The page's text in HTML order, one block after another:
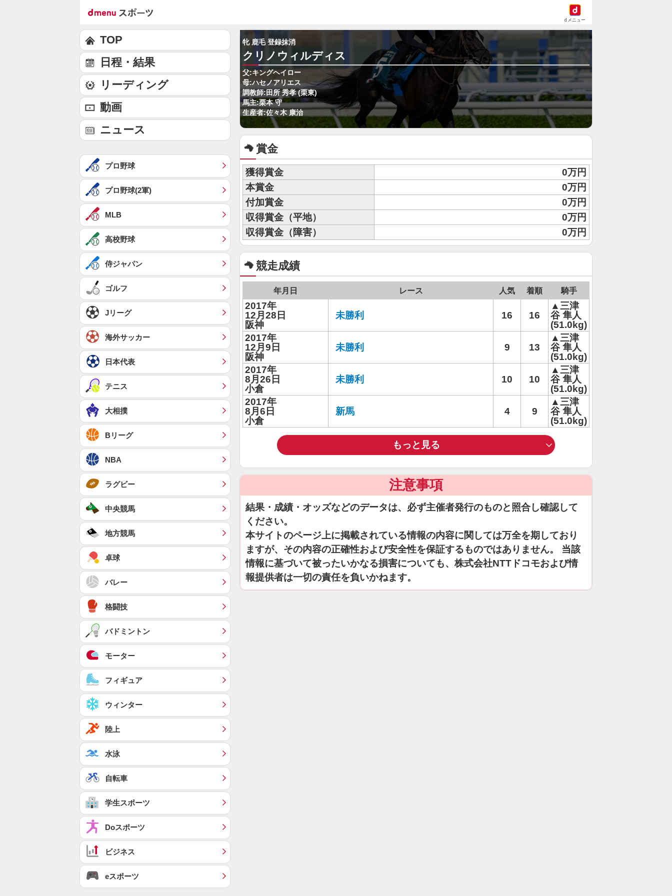
dメニュー
牝 鹿毛 登録抹消
クリノウィルディス
父:キングヘイロー
母:ハセノアリエス
調教師:田所 秀孝 (栗東)
馬主:栗本 守
生産者:佐々木 康治
賞金
獲得賞金
0万円
本賞金
0万円
付加賞金
0万円
収得賞金（平地）
0万円
収得賞金（障害）
0万円
競走成績
年月日 レース 人気 着順 騎手
2017年
12月28日
阪神
未勝利 16 16
▲三津
谷 隼人
(51.0kg)
2017年
12月9日
阪神
未勝利 9 13
▲三津
谷 隼人
(51.0kg)
2017年
8月26日
小倉
未勝利 10 10
▲三津
谷 隼人
(51.0kg)
2017年
8月6日
小倉
新馬 4 9
▲三津
谷 隼人
(51.0kg)
もっと見る
注意事項
結果・成績・オッズなどのデータは、必ず主催者発行のものと照合し確認して
ください。
本サイトのページ上に掲載されている情報の内容に関しては万全を期しており
ますが、その内容の正確性および安全性を保証するものではありません。 当該
情報に基づいて被ったいかなる損害についても、株式会社NTTドコモおよび情
報提供者は一切の責任を負いかねます。
TOP
日程・結果
リーディング
動画
ニュース
プロ野球
プロ野球(2軍)
MLB
高校野球
侍ジャパン
ゴルフ
Jリーグ
海外サッカー
日本代表
テニス
大相撲
Bリーグ
NBA
ラグビー
中央競馬
地方競馬
卓球
バレー
格闘技
バドミントン
モーター
フィギュア
ウィンター
陸上
水泳
自転車
学生スポーツ
Doスポーツ
ビジネス
eスポーツ